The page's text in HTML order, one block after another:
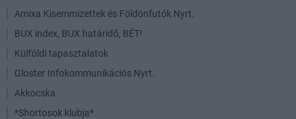
Amixa Kisemmizettek és Földönfutók Nyrt.
BUX index, BUX határidő, BÉT!
Külföldi tapasztalatok
Gloster Infokommunikációs Nyrt.
Akkocska
*Shortosok klubja*